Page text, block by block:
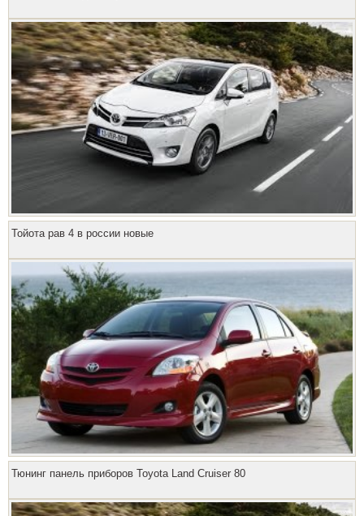
Тойота рав 4 в россии новые
Тюнинг панель приборов Toyota Land Cruiser 80